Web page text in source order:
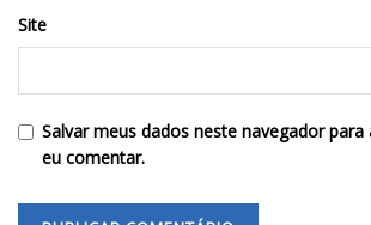
Site
Salvar meus dados neste navegador
eu comentar.